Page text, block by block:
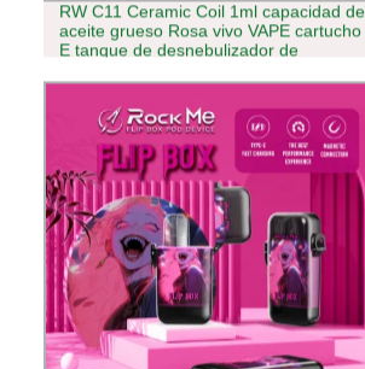
RW C11 Ceramic Coil 1ml capacidad de
aceite grueso Rosa vivo VAPE cartucho
E tanque de desnebulizador de